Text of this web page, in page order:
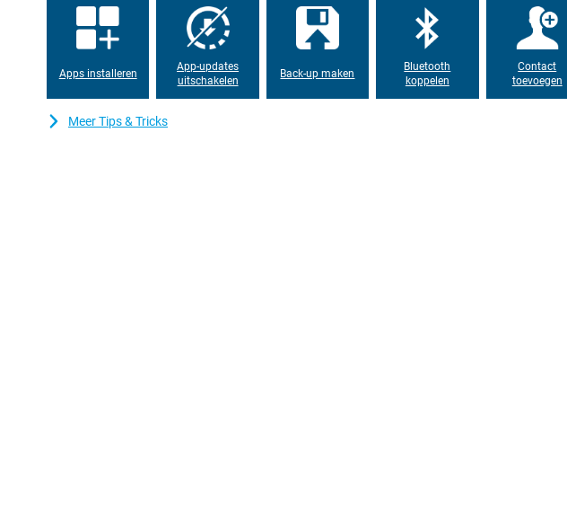
Apps installeren
App-updates
uitschakelen
Back-up maken
Bluetooth
koppelen
Contact
toevoegen
Meer Tips & Tricks